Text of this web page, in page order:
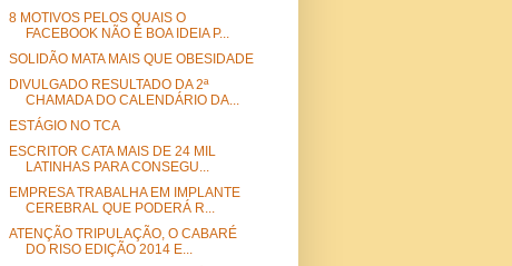
8 MOTIVOS PELOS QUAIS O
FACEBOOK NÃO É BOA IDEIA P...
SOLIDÃO MATA MAIS QUE OBESIDADE
DIVULGADO RESULTADO DA 2ª
CHAMADA DO CALENDÁRIO DA...
ESTÁGIO NO TCA
ESCRITOR CATA MAIS DE 24 MIL
LATINHAS PARA CONSEGU...
EMPRESA TRABALHA EM IMPLANTE
CEREBRAL QUE PODERÁ R...
ATENÇÃO TRIPULAÇÃO, O CABARÉ
DO RISO EDIÇÃO 2014 E...